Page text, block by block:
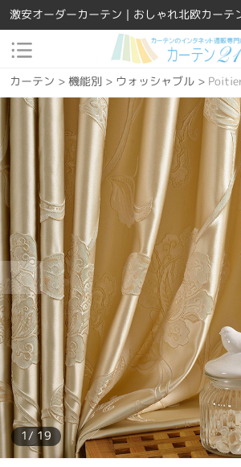
激安オーダーカーテン｜おしゃれ北欧カーテ
カーテン > 機能別> ウォッシャブル>
カーテン>素材>ポリエステル>Poitiers
場所で選ぶ > リビング>
カーテン
場所で選ぶ> >Poitiers ド
>場所で選ぶ >ダイニング・キッチ
カーテン > デザインテイスト>洋風 >
カーテン> デザインテイスト > >
カーテン
カーテンの種類 >レースカーテン
カーテン>柄>その他 >Poitiers ドレープ
カーテン>カーテンの種類>ドレープカー
カーテン>機能別> 遮熱保温> Poitiers ドレ
カーテン
>カラー>コーヒー>Poitiers ドレ
カーテン>ジャカード> Poitiers ドレープカ
1/ 19